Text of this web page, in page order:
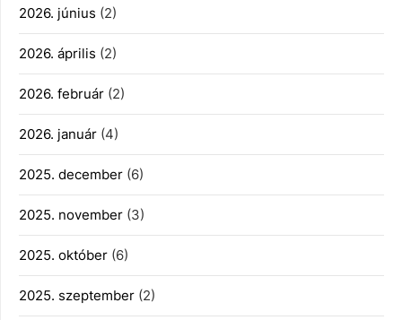
2026. június (2)
2026. április (2)
2026. február (2)
2026. január (4)
2025. december (6)
2025. november (3)
2025. október (6)
2025. szeptember (2)